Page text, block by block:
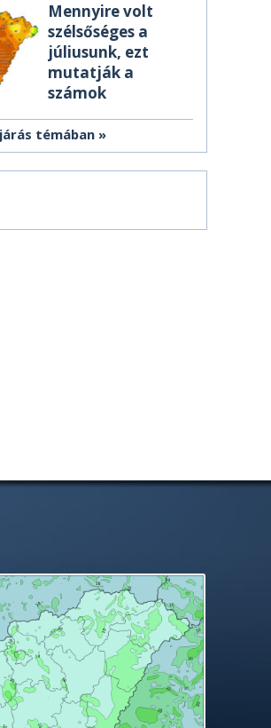
Mennyire volt
szélsőséges a
júliusunk, ezt
mutatják a
számok
témában